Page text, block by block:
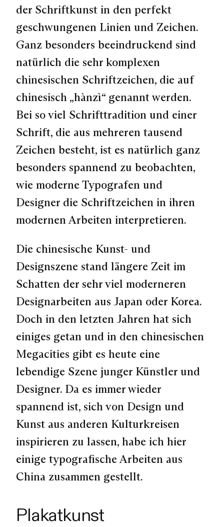
der Schriftkunst in den perfekt
geschwungenen Linien und Zeichen.
Ganz besonders beeindruckend sind
natürlich die sehr komplexen
chinesischen Schriftzeichen, die auf
chinesisch „hànzì“ genannt werden.
Bei so viel Schrifttradition und einer
Schrift, die aus mehreren tausend
Zeichen besteht, ist es natürlich ganz
besonders spannend zu beobachten,
wie moderne Typografen und
Designer die Schriftzeichen in ihren
modernen Arbeiten interpretieren.
Die chinesische Kunst- und
Designszene stand längere Zeit im
Schatten der sehr viel moderneren
Designarbeiten aus Japan oder Korea.
Doch in den letzten Jahren hat sich
einiges getan und in den chinesischen
Megacities gibt es heute eine
lebendige Szene junger Künstler und
Designer. Da es immer wieder
spannend ist, sich von Design und
Kunst aus anderen Kulturkreisen
inspirieren zu lassen, habe ich hier
einige typografische Arbeiten aus
China zusammen gestellt.
Plakatkunst